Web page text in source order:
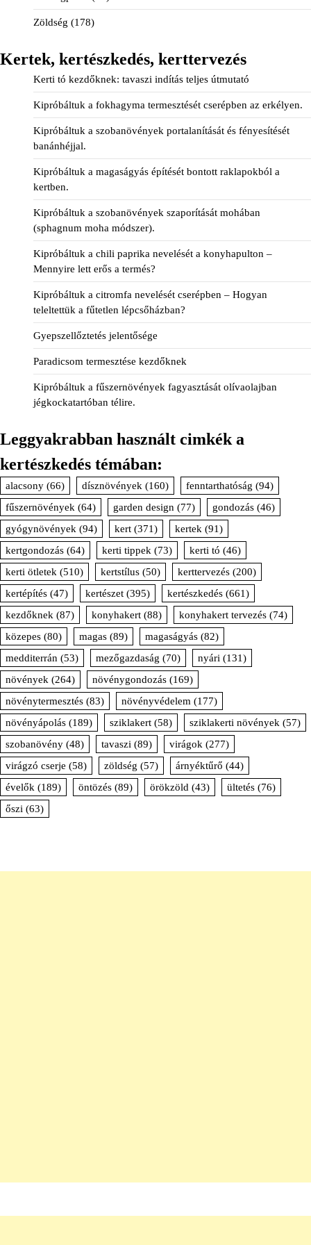
Zöldség (178)
Kertek, kertészkedés, kerttervezés
Kerti tó kezdőknek: tavaszi indítás teljes útmutató
Kipróbáltuk a fokhagyma termesztését cserépben az erkélyen.
Kipróbáltuk a szobanövények portalanítását és fényesítését
banánhéjjal.
Kipróbáltuk a magaságyás építését bontott raklapokból a
kertben.
Kipróbáltuk a szobanövények szaporítását mohában
(sphagnum moha módszer).
Kipróbáltuk a chili paprika nevelését a konyhapulton –
Mennyire lett erős a termés?
Kipróbáltuk a citromfa nevelését cserépben – Hogyan
teleltettük a fűtetlen lépcsőházban?
Gyepszellőztetés jelentősége
Paradicsom termesztése kezdőknek
Kipróbáltuk a fűszernövények fagyasztását olívaolajban
jégkockatartóban télire.
Leggyakrabban használt cimkék a
kertészkedés témában:
alacsony (66) dísznövények (160) fenntarthatóság (94)
fűszernövények (64) garden design (77) gondozás (46)
gyógynövények (94) kert (371) kertek (91)
kertgondozás (64) kerti tippek (73) kerti tó (46)
kerti ötletek (510) kertstílus (50) kerttervezés (200)
kertépítés (47) kertészet (395) kertészkedés (661)
kezdőknek (87) konyhakert (88) konyhakert tervezés (74)
közepes (80) magas (89) magaságyás (82)
medditerrán (53) mezőgazdaság (70) nyári (131)
növények (264) növénygondozás (169)
növénytermesztés (83) növényvédelem (177)
növényápolás (189) sziklakert (58) sziklakerti növények (57)
szobanövény (48) tavaszi (89) virágok (277)
virágzó cserje (58) zöldség (57) árnyéktűrő (44)
évelők (189) öntözés (89) örökzöld (43) ültetés (76)
őszi (63)